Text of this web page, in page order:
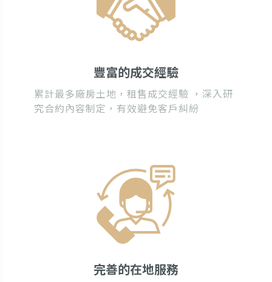
豐富的成交經驗
累計最多廠房土地，租售成交經驗 ，深入研
究合約內容制定，有效避免客戶糾紛
完善的在地服務